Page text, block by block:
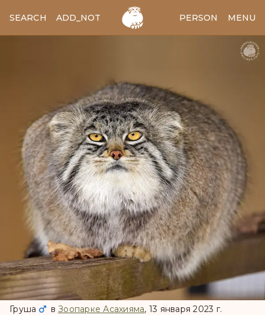
SEARCH ADD_NOTES ADD_IMAGE PERSON MENU
Груша вЗоопарке Асахияма, 13 января 2023 г.